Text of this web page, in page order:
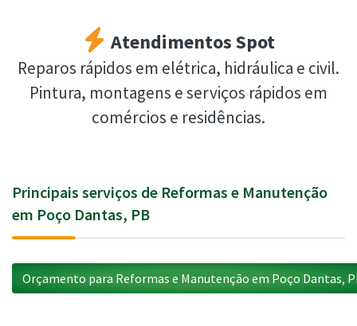
Atendimentos Spot
Reparos rápidos em elétrica, hidráulica e civil.
Pintura, montagens e serviços rápidos em
comércios e residências.
Principais serviços de Reformas e Manutenção
em Poço Dantas, PB
Orçamento para Reformas e Manutenção em Poço Dantas,